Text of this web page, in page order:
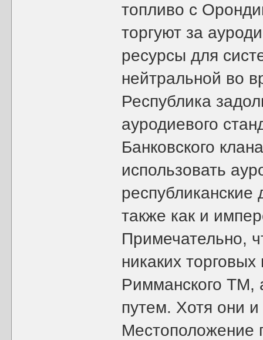
топливо с
торгуют за
ресурсы для
нейтральной во
Республика
ауродиевого
Банковского
использовать
также как и
Примечательно,
никаких
Римманского ТМ,
путем. Хотя они
Местоположение